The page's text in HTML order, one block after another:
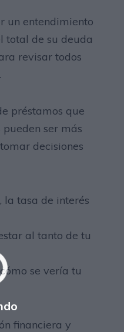
un entendimiento
total de su deuda
revisar todos
préstamos que
ser más
decisiones
la tasa de interés
al tanto de tu
se vería tu
financiera y